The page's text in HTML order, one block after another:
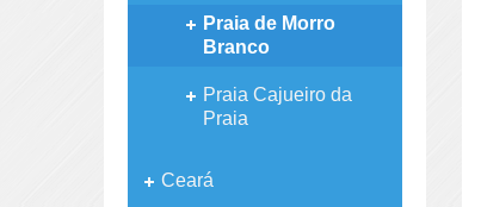
Praia de Morro
Branco
Praia Cajueiro da
Praia
Ceará